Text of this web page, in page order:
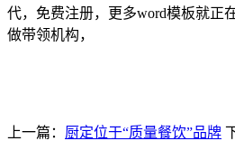
代，免费注册，更多word模板就正
做带领机构，
上一篇： 厨定位于“质量餐饮”品牌